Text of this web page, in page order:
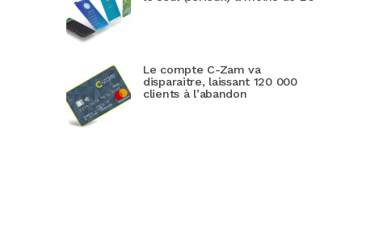
Le compte C-Zam va
disparaitre, laissant 120 000
clients à l’abandon